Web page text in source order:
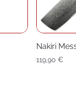
Nakiri
119,90€